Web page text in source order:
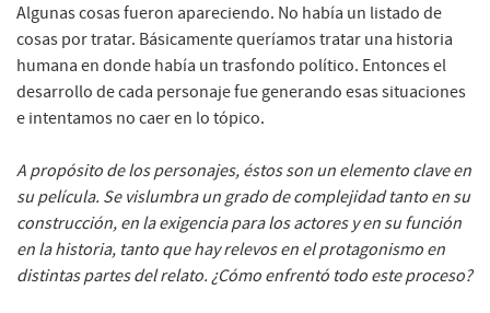
Algunas cosas fueron apareciendo. No había un listado de
cosas por tratar. Básicamente queríamos tratar una historia
humana en donde había un trasfondo político. Entonces el
desarrollo de cada personaje fue generando esas situaciones
e intentamos no caer en lo tópico.
A propósito de los personajes, éstos son un elemento clave en
su película. Se vislumbra un grado de complejidad tanto en su
construcción, en la exigencia para los actores y en su función
en la historia, tanto que hay relevos en el protagonismo en
distintas partes del relato. ¿Cómo enfrentó todo este proceso?